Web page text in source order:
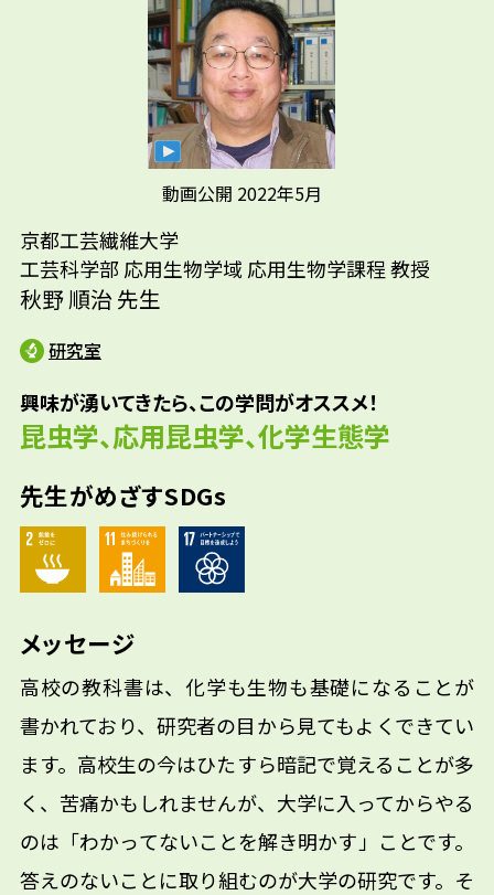
動画公開 2022年5月
京都工芸繊維大学
工芸科学部 応用生物学域 応用生物学課程 教授
秋野 順治 先生
研究室
興味が湧いてきたら、この学問がオススメ！
昆虫学、応用昆虫学、化学生態学
先生がめざすSDGs
メッセージ
高校の教科書は、化学も生物も基礎になることが
書かれており、研究者の目から見てもよくできてい
ます。高校生の今はひたすら暗記で覚えることが多
く、苦痛かもしれませんが、大学に入ってからやる
のは「わかってないことを解き明かす」ことです。
答えのないことに取り組むのが大学の研究です。そ
類の研究は就職先があまりないけど、昆虫だ
ったらあるよ」と言われたことです。隣の研究
室にアリの研究で有名な先生がいて、「アリは
おもろいぞ！」と誘われたのが大きな転機
に。それから30年ずっとアリの世界に浸って
生きてきました。
校）/農薬会社研究員/分析関連会社研究員/食
品会社研究員